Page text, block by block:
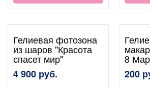
Гелиевая фотозона
из шаров "Красота
спасет мир"
4 900 руб.
8
200